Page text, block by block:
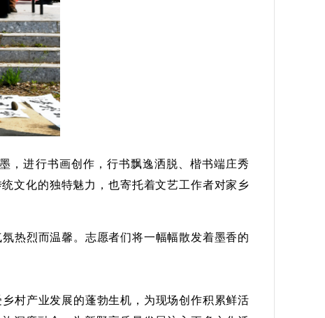
，进行书画创作，行书飘逸洒脱、楷书端庄秀
文化的独特魅力，也寄托着文艺工作者对家乡
热烈而温馨。志愿者们将一幅幅散发着墨香的
村产业发展的蓬勃生机，为现场创作积累鲜活